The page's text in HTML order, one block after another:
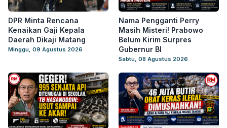
DPR Minta Rencana
Kenaikan Gaji Kepala
Daerah Dikaji Matang
Minggu, 09 Agustus 2026
Nama Pengganti Perry
Masih Misteri! Prabowo
Belum Kirim Surpres
Gubernur BI
Sabtu, 08 Agustus 2026